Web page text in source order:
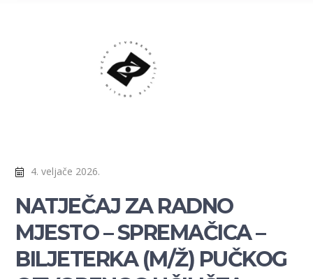
4. veljače 2026.
NATJEČAJ ZA RADNO
MJESTO – SPREMAČICA –
BILJETERKA (M/Ž) PUČKOG